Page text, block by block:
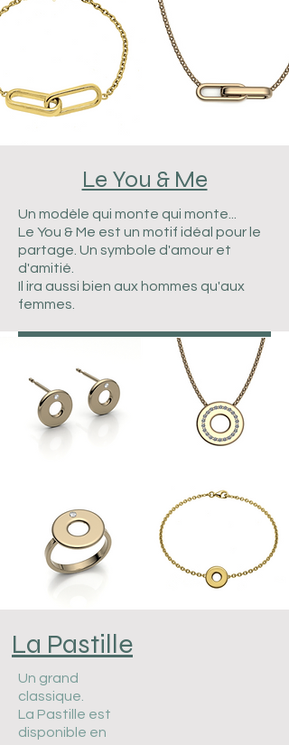
Le You & Me
Un modèle qui monte qui monte...
Le You & Me est un motif idéal pour le
partage. Un symbole d'amour et
d'amitié.
Il ira aussi bien aux hommes qu'aux
femmes.
La Pastille
Un grand
classique.
La Pastille est
disponible en